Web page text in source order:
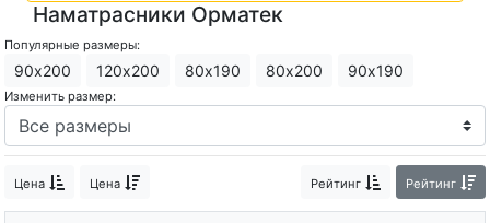
Open submenu (Основания)
Основания
Open submenu (Детские матрасы)
Детские матрасы
Open submenu (Детские кровати)
Open submenu (Шкафы)
Шкафы
Наматрасники Орматек
Популярные размеры:
90х200 120х200 80х190 80х200 90х190
Изменить размер:
Цена Цена Рейтинг Рейтинг